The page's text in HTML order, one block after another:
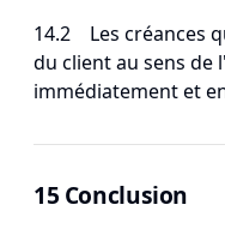
14.2 Les créances
du client au sens de
immédiatement et
15 Conclusion